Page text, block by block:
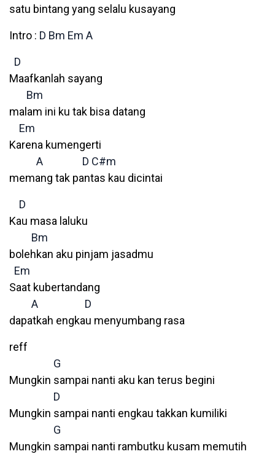
satu bintang yang selalu kusayang
Intro : D Bm Em A
D
Maafkanlah sayang
Bm
malam ini ku tak bisa datang
Em
Karena kumengerti
A
D C#m
memang tak pantas kau dicintai
D
Kau masa laluku
Bm
bolehkan aku pinjam jasadmu
Em
Saat kubertandang
A
D
dapatkah engkau menyumbang rasa
reff
G
Mungkin sampai nanti aku kan terus begini
D
Mungkin sampai nanti engkau takkan kumiliki
G
Mungkin sampai nanti rambutku kusam memutih